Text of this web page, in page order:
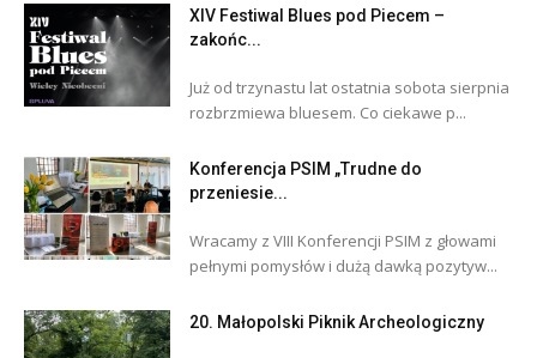
XIV Festiwal Blues pod Piecem –
zakońc...
Już od trzynastu lat ostatnia sobota sierpnia
rozbrzmiewa bluesem. Co ciekawe p...
Konferencja PSIM „Trudne do
przeniesie...
Wracamy z VIII Konferencji PSIM z głowami
pełnymi pomysłów i dużą dawką pozytyw...
20. Małopolski Piknik Archeologiczny